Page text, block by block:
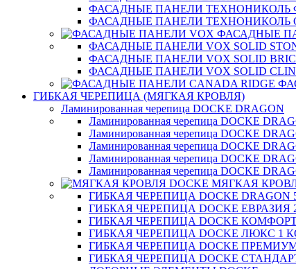
ФАСАДНЫЕ ПАНЕЛИ ТЕХНОНИКОЛЬ
ФАСАДНЫЕ ПАНЕЛИ ТЕХНОНИКОЛЬ
ФАСАДНЫЕ
ФАСАДНЫЕ ПАНЕЛИ VOX SOLID
ФАСАДНЫЕ ПАНЕЛИ VOX SOLID
ФАСАДНЫЕ ПАНЕЛИ VOX SOLID
ГИБКАЯ ЧЕРЕПИЦА (МЯГКАЯ КРОВЛЯ)
Ламинированная черепица DOCKE DRAGON
Ламинированная черепица DOCKE
Ламинированная черепица DOCKE
Ламинированная черепица DOCKE
Ламинированная черепица DOCKE
Ламинированная черепица DOCKE
МЯГКАЯ
ГИБКАЯ ЧЕРЕПИЦА DOCKE
ГИБКАЯ ЧЕРЕПИЦА DOCKE
ГИБКАЯ ЧЕРЕПИЦА DOCKE
ГИБКАЯ ЧЕРЕПИЦА DOCKE ЛЮКС 1
ГИБКАЯ ЧЕРЕПИЦА DOCKE
ГИБКАЯ ЧЕРЕПИЦА DOCKE